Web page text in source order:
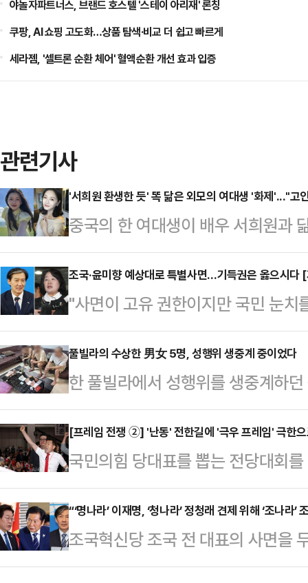
야놀자파트너스, 브랜드 호스텔 '스테이 아리재' 론칭
쿠팡, AI 쇼핑 고도화…상품 탐색·비교 더 쉽고 빠르게
세라젬, '셀트론 순환 체어' 혈액순환 개선 효과 입증
관련기사
'서희원 환생한 듯' 똑 닮은 외모의 여대생 '화제'..."고
중국의 한 여대생이 배우 서희원과
지시간) 홍콩 사우스차이나모닝포
재학 중인 24세 '이구비구'라는 여
고 전했다.서희원은 춘절을 맞아 가
인한 급성 폐렴으로 지난 2월 2일
현재 대만 진바오산(금보산) 추모
SNS에 여행 사진을 게재했다. 긴
얼굴형이 …
조국·윤미향 예상대로 특별사면…기득권은 옳으시다
"사면이 고유 권한이지만 국민 눈
다."최근 한 야권 인사가 라디오 프
작성한 올해 광복절 특별사면 명단
하면서 한 말이다.사면권이 대통령
다면 조국·윤미향·최강욱·윤건영
정경심 전 교수 등 논란이 되는 인
이다.결론적으로 나열한 인물을 포
대상으로 확정됐다…
풀빌라의 수상한 男女 5명, 성행위 생중계 중이었다
한 풀빌라에서 성행위를 생중계하
체포됐다.지난 7일(현지시간) 태국
국 이민청은 6일 경찰이 파타야의
오스 여성 2명을 체포했다고 밝혔
추적한 후 현장을 덮쳐 라이브 방송
인용품, 콘돔, 카메라, 휴대전화 및
중국 온라인 플랫폼을 통해 방송을
면 출연자들에게 …
[프레임 전쟁 ②] '난동' 전한길에 '극우 프레임' 극한
국민의힘 당대표를 뽑는 전당대회
유튜버 전한길 씨가 등장하며 얼룩
이른바 '윤 어게인'의 대표주자 전
임'만 강화됐다는 지적이 나온다.국
연설회를 하루 앞둔 11일 '배신자'
“‘명나라’ 이재명, ‘청나라’ 정청래 견제 위해 ‘조나라’
조국혁신당 조국 전 대표의 사면을
려는 전략적 의도가 숨어 있는 정무